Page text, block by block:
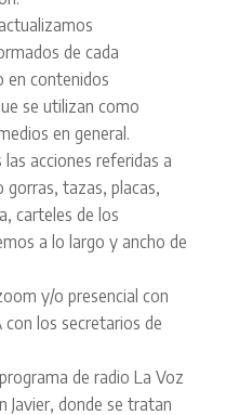
de cada
en contenidos
se utilizan como
en general.
acciones referidas a
tazas, placas,
carteles de los
a lo largo y ancho de
y/o presencial con
con los secretarios de
de radio La Voz
Javier, donde se tratan